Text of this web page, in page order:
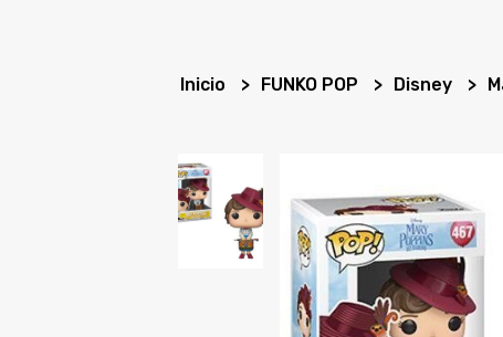
Inicio FUNKO POP Disney